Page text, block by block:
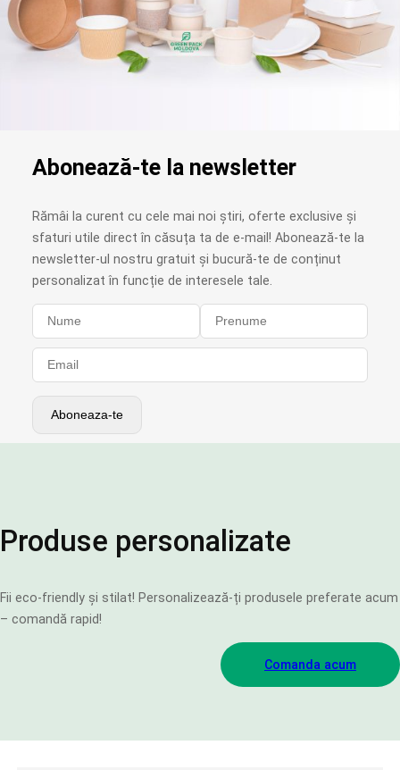
Abonează-te la newsletter
Rămâi la curent cu cele mai noi știri, oferte exclusive și
sfaturi utile direct în căsuța ta de e-mail! Abonează-te la
newsletter-ul nostru gratuit și bucură-te de conținut
personalizat în funcție de interesele tale.
Produse personalizate
Fii eco-friendly și stilat! Personalizează-ți produsele preferate acum
– comandă rapid!
Comanda acum